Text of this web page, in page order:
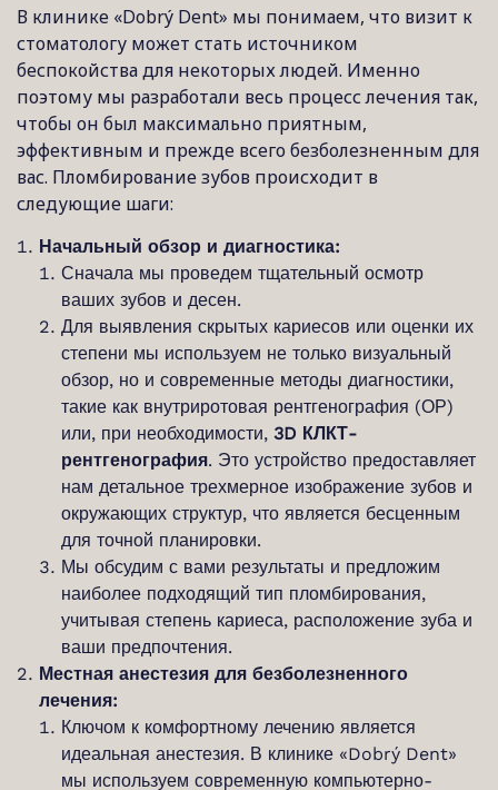
В клинике «Dobrý Dent» мы понимаем, что визит к
стоматологу может стать источником
беспокойства для некоторых людей. Именно
поэтому мы разработали весь процесс лечения так,
чтобы он был максимально приятным,
эффективным и прежде всего безболезненным для
вас. Пломбирование зубов происходит в
следующие шаги:
Начальный обзор и диагностика:
Сначала мы проведем тщательный осмотр
ваших зубов и десен.
Для выявления скрытых кариесов или оценки их
степени мы используем не только визуальный
обзор, но и современные методы диагностики,
такие как внутриротовая рентгенография (ОР)
или, при необходимости, 3D КЛКТ-
рентгенография. Это устройство предоставляет
нам детальное трехмерное изображение зубов и
окружающих структур, что является бесценным
для точной планировки.
Мы обсудим с вами результаты и предложим
наиболее подходящий тип пломбирования,
учитывая степень кариеса, расположение зуба и
ваши предпочтения.
Местная анестезия для безболезненного
лечения:
Ключом к комфортному лечению является
идеальная анестезия. В клинике «Dobrý Dent»
мы используем современную компьютерно-